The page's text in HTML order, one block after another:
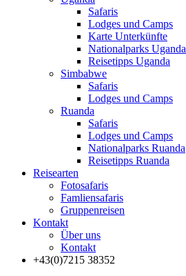
Safaris
Lodges und Camps
Karte Unterkünfte
Nationalparks Uganda
Reisetipps Uganda
Simbabwe
Safaris
Lodges und Camps
Ruanda
Safaris
Lodges und Camps
Nationalparks Ruanda
Reisetipps Ruanda
Reisearten
Fotosafaris
Famliensafaris
Gruppenreisen
Kontakt
Über uns
Kontakt
+43(0)7215 38352